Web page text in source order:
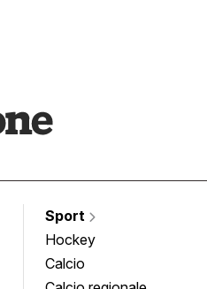
Sport
Hockey
Calcio